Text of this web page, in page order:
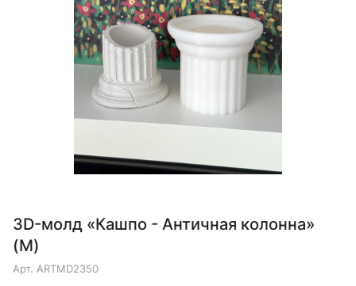
3D-молд «Кашпо - Античная колонна»
(M)
Арт. ARTMD2350